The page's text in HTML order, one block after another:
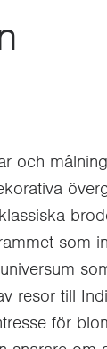
och
som
resor till
för